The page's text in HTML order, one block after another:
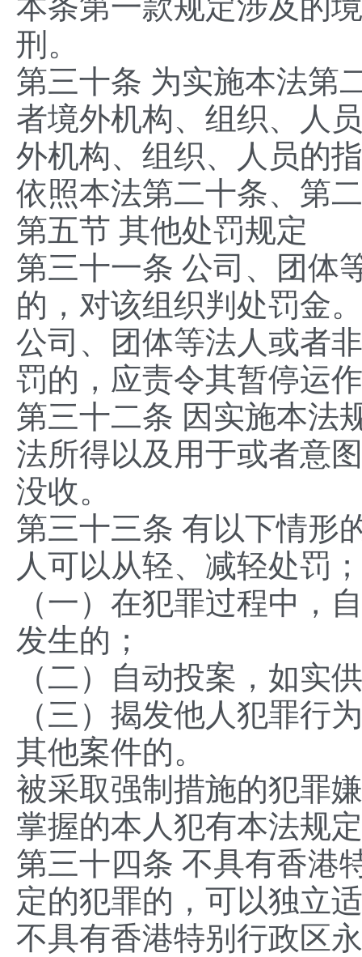
刑。
第三十条 为实施本法第
者境外机构、组织、人
外机构、组织、人员的
依照本法第二十条、第
第五节 其他处罚规定
第三十一条 公司、团体
的，对该组织判处罚金。
公司、团体等法人或者
罚的，应责令其暂停运
第三十二条 因实施本法
法所得以及用于或者意
没收。
第三十三条 有以下情形
人可以从轻、减轻处罚
（一）在犯罪过程中，
发生的；
（二）自动投案，如实
（三）揭发他人犯罪行
其他案件的。
被采取强制措施的犯罪
掌握的本人犯有本法规
第三十四条 不具有香港
定的犯罪的，可以独立
不具有香港特别行政区